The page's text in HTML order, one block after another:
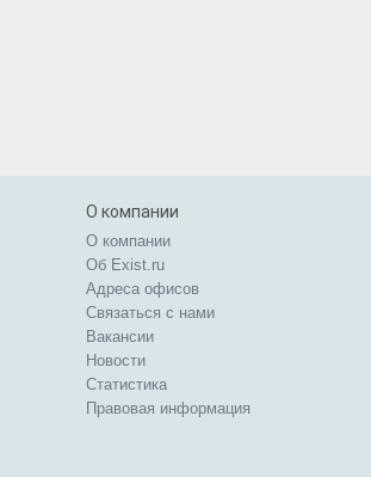
О компании
О компании
Об Exist.ru
Адреса офисов
Связаться с нами
Вакансии
Новости
Статистика
Правовая информация